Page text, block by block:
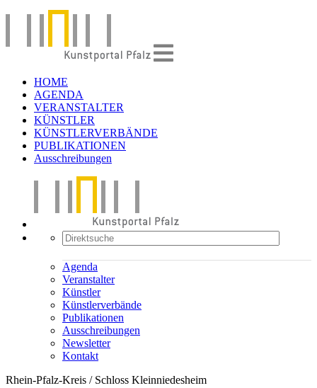
HOME
AGENDA
VERANSTALTER
KÜNSTLER
KÜNSTLERVERBÄNDE
PUBLIKATIONEN
Ausschreibungen
Agenda
Veranstalter
Künstler
Künstlerverbände
Publikationen
Ausschreibungen
Newsletter
Kontakt
Rhein-Pfalz-Kreis / Schloss Kleinniedesheim